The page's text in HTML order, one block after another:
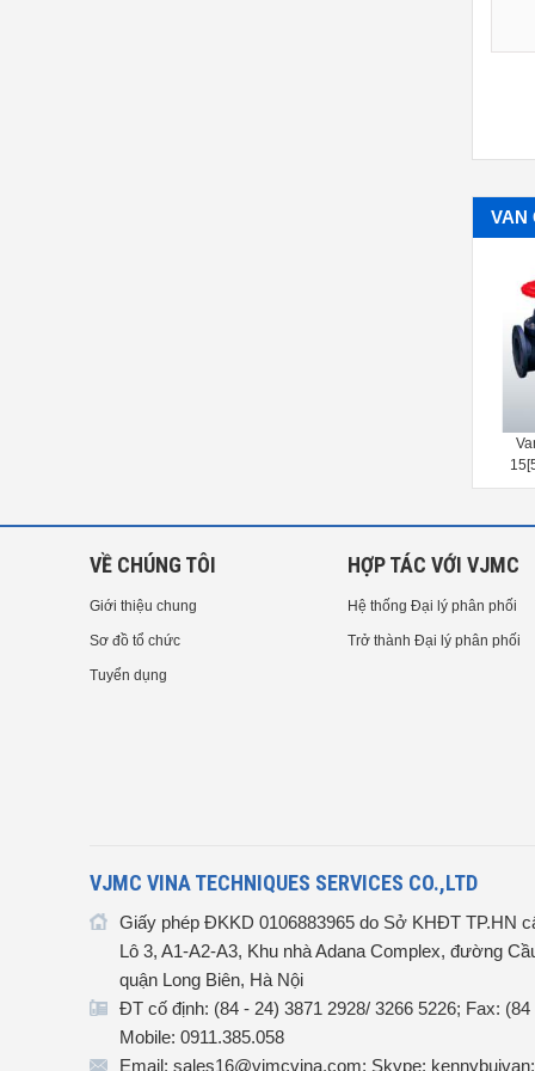
VAN
VỀ CHÚNG TÔI
Giới thiệu chung
Sơ đồ tổ chức
Tuyển dụng
HỢP TÁC VỚI VJMC
Hệ thống Đại lý phân phối
Trở thành Đại lý phân phối
VJMC VINA TECHNIQUES SERVICES CO.,LTD
Giấy phép ĐKKD 0106883965 do Sở KHĐT TP.HN
Lô 3, A1-A2-A3, Khu nhà Adana Complex, đường
quận Long Biên, Hà Nội
ĐT cố định: (84 - 24) 3871 2928/ 3266 5226; Fax:
Mobile: 0911.385.058
Email: sales16@vjmcvina.com; Skype: